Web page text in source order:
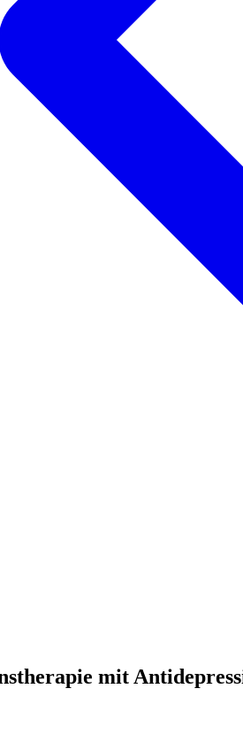
mit